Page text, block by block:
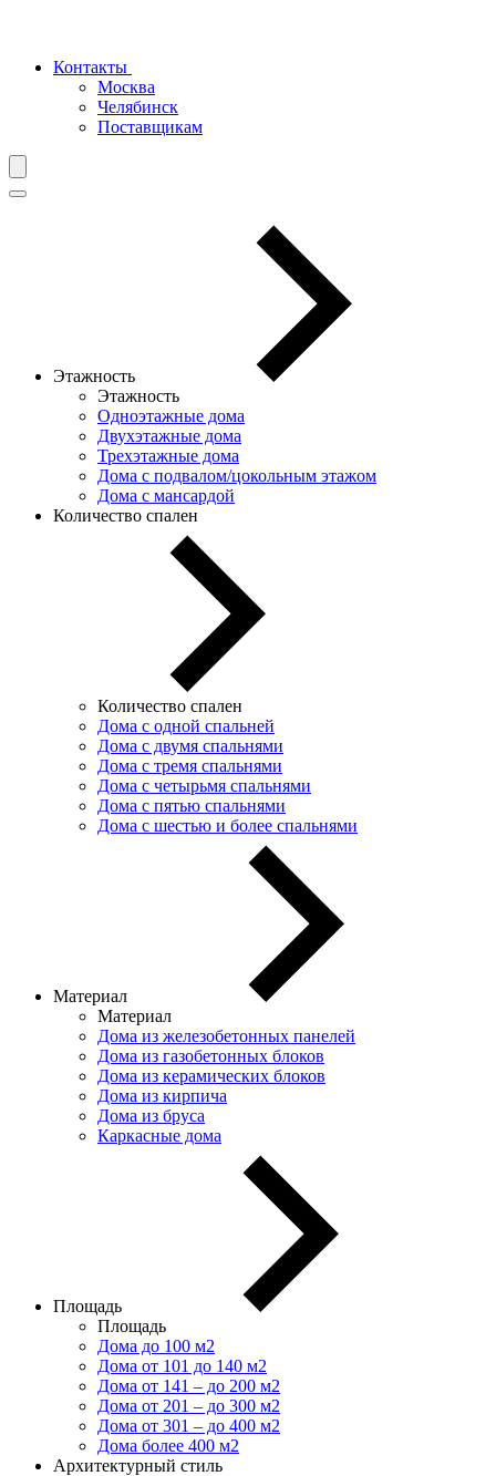
Контакты
Москва
Челябинск
Поставщикам
Этажность
Этажность
Одноэтажные дома
Двухэтажные дома
Трехэтажные дома
Дома с подвалом/цокольным этажом
Дома с мансардой
Количество спален
Количество спален
Дома с одной спальней
Дома с двумя спальнями
Дома с тремя спальнями
Дома с четырьмя спальнями
Дома с пятью спальнями
Дома с шестью и более спальнями
Материал
Материал
Дома из железобетонных панелей
Дома из газобетонных блоков
Дома из керамических блоков
Дома из кирпича
Дома из бруса
Каркасные дома
Площадь
Площадь
Дома до 100 м2
Дома от 101 до 140 м2
Дома от 141 – до 200 м2
Дома от 201 – до 300 м2
Дома от 301 – до 400 м2
Дома более 400 м2
Архитектурный стиль